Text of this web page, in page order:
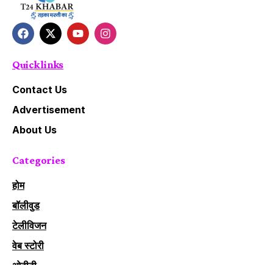
Quick links
Contact Us
Advertisement
About Us
Categories
होम
बॉलीवुड
टेलीविजन
वेब स्टोरी